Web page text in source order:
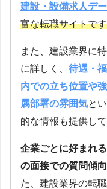
建設・設備求人デ
富な転職サイトで
また、建設業界に
に詳しく、 待遇・
内での立ち位置や
属部署の雰囲気と
的な情報も提供して
企業ごとに好まれ
の面接での質問傾
た、建設業界の転